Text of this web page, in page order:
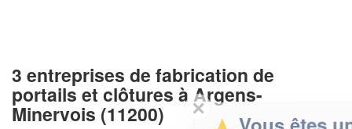
3 entreprises de fabrication de
portails et clôtures à Argens-
Minervois (11200)
✕